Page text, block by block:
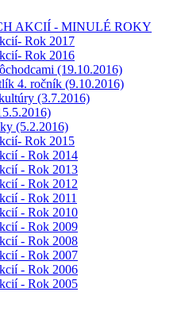
AKCIÍ - MINULÉ ROKY
Rok 2017
Rok 2016
(19.10.2016)
4. ročník (9.10.2016)
(3.7.2016)
(5.2.2016)
Rok 2015
- Rok 2014
- Rok 2013
- Rok 2012
- Rok 2011
- Rok 2010
- Rok 2009
- Rok 2008
- Rok 2007
- Rok 2006
- Rok 2005